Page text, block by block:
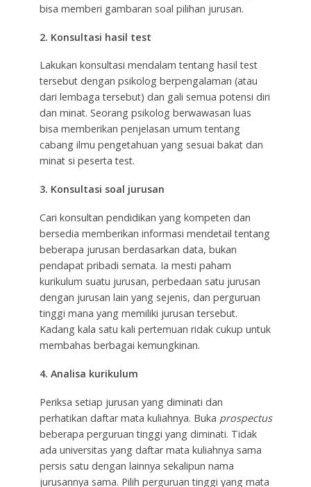
bisa memberi gambaran soal pilihan jurusan.
2. Konsultasi hasil test
Lakukan konsultasi mendalam tentang hasil test
tersebut dengan psikolog berpengalaman (atau
dari lembaga tersebut) dan gali semua potensi diri
dan minat. Seorang psikolog berwawasan luas
bisa memberikan penjelasan umum tentang
cabang ilmu pengetahuan yang sesuai bakat dan
minat si peserta test.
3. Konsultasi soal jurusan
Cari konsultan pendidikan yang kompeten dan
bersedia memberikan informasi mendetail tentang
beberapa jurusan berdasarkan data, bukan
pendapat pribadi semata. Ia mesti paham
kurikulum suatu jurusan, perbedaan satu jurusan
dengan jurusan lain yang sejenis, dan perguruan
tinggi mana yang memiliki jurusan tersebut.
Kadang kala satu kali pertemuan ridak cukup untuk
membahas berbagai kemungkinan.
4. Analisa kurikulum
Periksa setiap jurusan yang diminati dan
perhatikan daftar mata kuliahnya. Buka prospectus
beberapa perguruan tinggi yang diminati. Tidak
ada universitas yang daftar mata kuliahnya sama
persis satu dengan lainnya sekalipun nama
jurusannya sama. Pilih perguruan tinggi yang mata